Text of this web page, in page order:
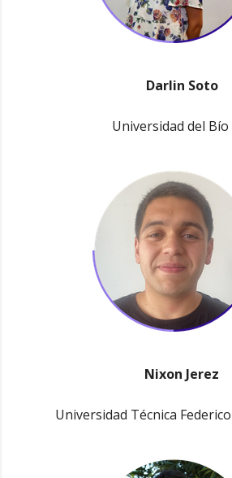
Darlin Soto
Universidad del Bío
Nixon Jerez
Universidad Técnica